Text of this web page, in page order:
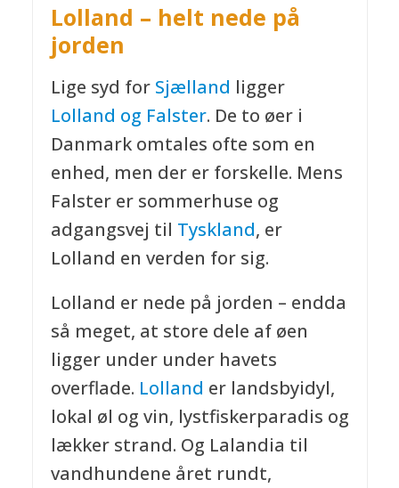
Lolland – helt nede på
jorden
Lige syd for Sjælland ligger
Lolland og Falster. De to øer i
Danmark omtales ofte som en
enhed, men der er forskelle. Mens
Falster er sommerhuse og
adgangsvej til Tyskland, er
Lolland en verden for sig.
Lolland er nede på jorden – endda
så meget, at store dele af øen
ligger under under havets
overflade. Lolland er landsbyidyl,
lokal øl og vin, lystfiskerparadis og
lækker strand. Og Lalandia til
vandhundene året rundt,